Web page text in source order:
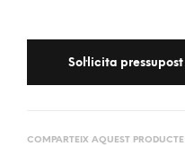
COMPARTEIX AQUEST PRODUCTE